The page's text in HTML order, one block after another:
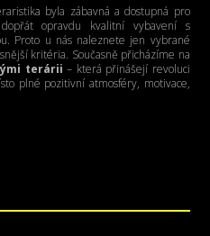
byla zábavná a dostupná pro
opravdu kvalitní vybavení s
Proto u nás naleznete jen vybrané
kritéria. Současně přicházíme na
terárii – která přinášejí revoluci
plné pozitivní atmosféry, motivace,